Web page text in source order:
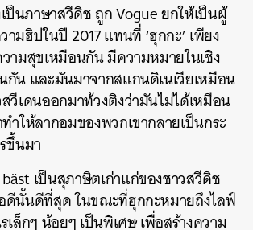
เป็นภาษาสวีดิช ถูก Vogue ยกให้เป็นผู้
มฮิปในปี 2017 แทนที่ ‘ฮุกกะ’ เพียง
ามสุขเหมือนกัน มีความหมายในเชิง
น และมันมาจากสแกนดิเนเวียเหมือน
วีเดนออกมาท้วงติงว่ามันไม่ได้เหมือน
ำให้ลากอมของพวกเขากลายเป็นกระ
ขึ้นมา
เป็นสุภาษิตเก่าแก่ของชาวสวีดิช
ดีนั้นดีที่สุด ในขณะที่ฮุกกะหมายถึงไลฟ์
เล็กๆ น้อยๆ เป็นพิเศษ เพื่อสร้างความ